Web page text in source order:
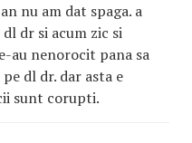
nu am dat spaga. a
dr si acum zic si
au nenorocit pana sa
dl dr. dar asta e
sunt corupti.